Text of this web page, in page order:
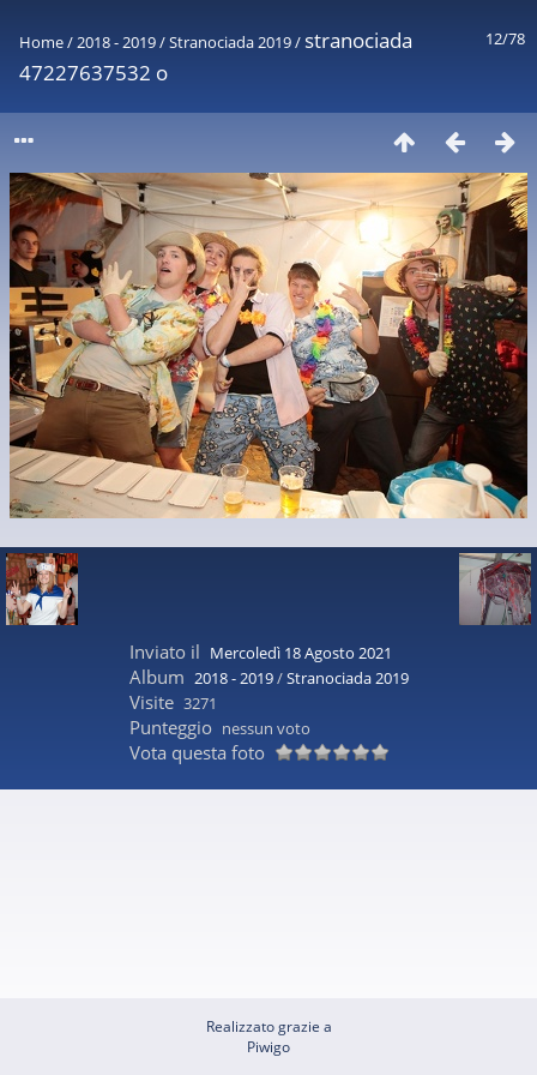
12/78
Home/2018 - 2019/Stranociada 2019/ stranociada
47227637532 o
Inviato il Mercoledì 18 Agosto 2021
Album 2018 - 2019/Stranociada 2019
Visite 3271
Punteggio nessun voto
Vota questa foto
Realizzato grazie a
Piwigo